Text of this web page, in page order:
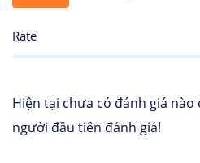
Rate
Hiện tại chưa có đánh giá nào
người đầu tiên đánh giá!